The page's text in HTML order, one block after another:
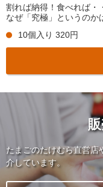
割れば納得！食べれば・
なぜ「究極」というのか
10個入り 320円
たまごのたけむら直営店
介しています。